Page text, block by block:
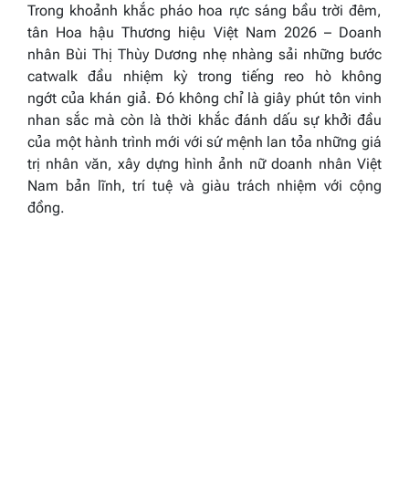
Trong khoảnh khắc pháo hoa rực sáng bầu trời đêm,
tân Hoa hậu Thương hiệu Việt Nam 2026 – Doanh
nhân Bùi Thị Thùy Dương nhẹ nhàng sải những bước
catwalk đầu nhiệm kỳ trong tiếng reo hò không
ngớt của khán giả. Đó không chỉ là giây phút tôn vinh
nhan sắc mà còn là thời khắc đánh dấu sự khởi đầu
của một hành trình mới với sứ mệnh lan tỏa những giá
trị nhân văn, xây dựng hình ảnh nữ doanh nhân Việt
Nam bản lĩnh, trí tuệ và giàu trách nhiệm với cộng
đồng.